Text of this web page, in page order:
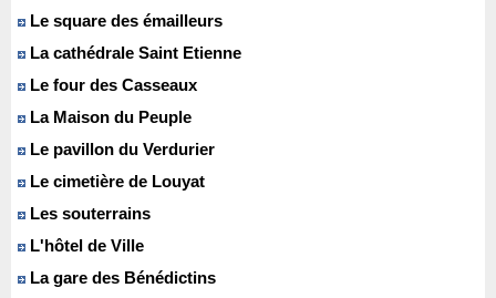
Le square des émailleurs
La cathédrale Saint Etienne
Le four des Casseaux
La Maison du Peuple
Le pavillon du Verdurier
Le cimetière de Louyat
Les souterrains
L'hôtel de Ville
La gare des Bénédictins